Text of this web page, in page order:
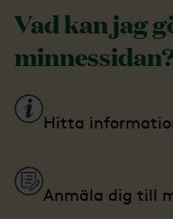
Minnessida.
Vad kan jag
minnessidan?
Hitta
Anmäla dig till